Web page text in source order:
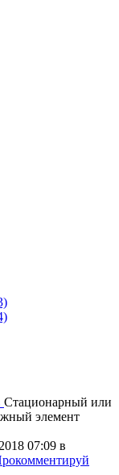
Стационарный или
элемент
07:09 в